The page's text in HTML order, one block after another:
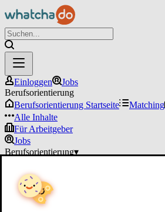
Einloggen
Jobs
Berufsorientierung
Berufsorientierung Startseite
Matching
Alle Inhalte
Für Arbeitgeber
Jobs
Berufsorientierung▾